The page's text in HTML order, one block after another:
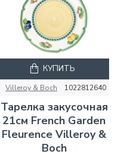
Villeroy & Boch 1022812640
Тарелка закусочная
21см French Garden
Fleurence Villeroy &
Boch
КУПИТЬ